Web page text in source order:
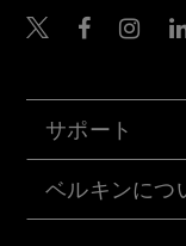
サポート
ベルキンにつ
Belkin